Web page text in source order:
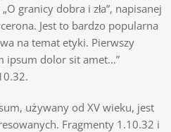
granicy dobra i zła”, napisanej
Jest to bardzo popularna
na temat etyki. Pierwszy
ipsum dolor sit amet…”
używany od XV wieku, jest
Fragmenty 1.10.32 i